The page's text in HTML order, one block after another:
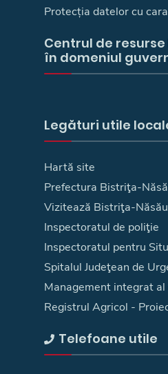
Protecția datelor cu
Centrul de
în domeniul
Legături utile
Hartă site
Prefectura Bistriţa-
Vizitează Bistriţa-
Inspectoratul de poliţie
Inspectoratul pentru
Spitalul Judeţean de
Management integrat
Registrul Agricol -
Telefoane utile